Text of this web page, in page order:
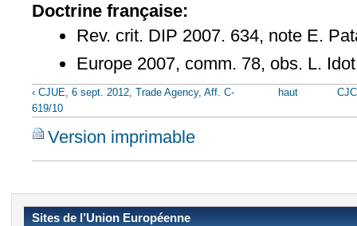
Doctrine française:
Rev. crit. DIP 2007. 634, note E.
Europe 2007, comm. 78, obs. L. Idot
‹ CJUE, 6 sept. 2012, Trade Agency, Aff. C-
619/10
haut
Version imprimable
Sites de l’Union Européenne